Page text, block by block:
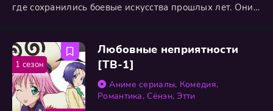
где сохранились боевые искусства прошлых лет. Они
Дисциплинарного совета, Клуба Джукен. Каждый год
разные группы борются за контроль над школой, хотя
перед
Любовные неприятности
[ТВ-1]
Аниме сериалы, Комедия,
Романтика, Сёнэн,Этти
1 сезон